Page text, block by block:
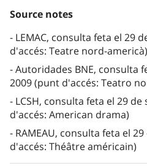
Source notes
LEMAC, consulta feta el 29
d'accés: Teatre nord-americà)
Autoridades BNE, consulta
2009 (punt d'accés: Teatro
LCSH, consulta feta el 29
d'accés: American drama)
RAMEAU, consulta feta el
d'accés: Théâtre américain)